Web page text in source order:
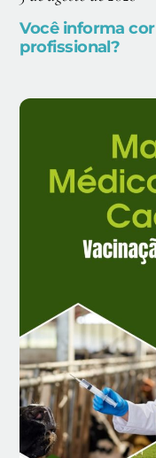
Você informa
profissional?